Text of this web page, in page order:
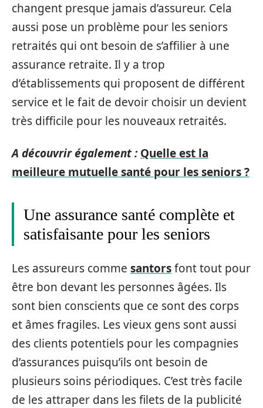
changent presque jamais d’assureur. Cela
aussi pose un problème pour les seniors
retraités qui ont besoin de s’affilier à une
assurance retraite. Il y a trop
d’établissements qui proposent de différent
service et le fait de devoir choisir un devient
très difficile pour les nouveaux retraités.
A découvrir également : Quelle est la
meilleure mutuelle santé pour les seniors ?
Une assurance santé complète et
satisfaisante pour les seniors
Les assureurs comme santorsfont tout pour
être bon devant les personnes âgées. Ils
sont bien conscients que ce sont des corps
et âmes fragiles. Les vieux gens sont aussi
des clients potentiels pour les compagnies
d’assurances puisqu’ils ont besoin de
plusieurs soins périodiques. C’est très facile
de les attraper dans les filets de la publicité